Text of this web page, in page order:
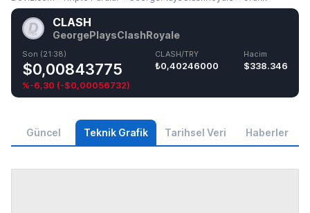
CLASH
GeorgePlaysClashRoyale
Son (21:38)
$0,00843775
%-6,30 (-$0,00056732)
CLASH/TRY
₺0,40246000
Hacim
$338.346
Güncel Teknik Grafik Tarihsel Veri Haberler